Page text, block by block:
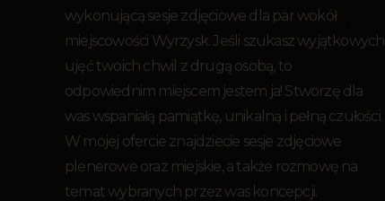
wykonującą sesje zdjęciowe dla par wokół
miejscowości Wyrzysk. Jeśli szukasz wyjątkowych
ujęć twoich chwil z drugą osobą, to
odpowiednim miejscem jestem ja! Stworzę dla
was wspaniałą pamiątkę, unikalną i pełną czułości.
W mojej ofercie znajdziecie sesje zdjęciowe
plenerowe oraz miejskie, a także rozmowę na
temat wybranych przez was koncepcji.